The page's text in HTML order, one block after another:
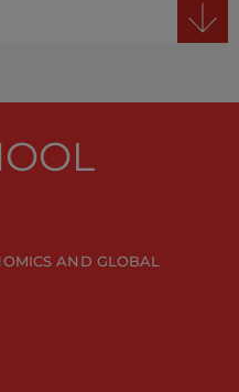
AND GLOBAL